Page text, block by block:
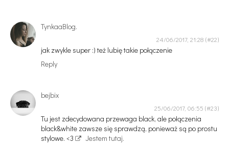
TynkaaBlog.
24/06/2017, 21:28
jak zwykle super :) też lubię takie połączenie
Reply
bejbix
25/06/2017, 06:55
Tu jest zdecydowana przewaga black, ale połączenia
black&white zawsze się sprawdzą, ponieważ są po prostu
stylowe. <3
Jestem tutaj.